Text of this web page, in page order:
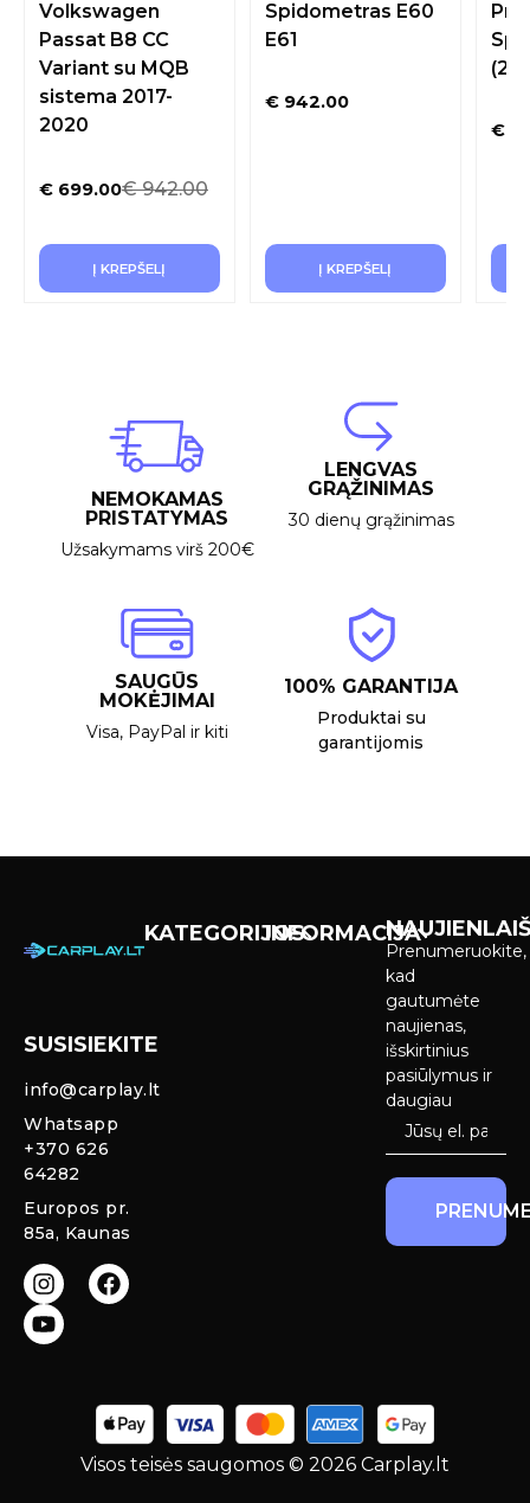
Volkswagen
Passat B8 CC
Variant su MQB
sistema 2017-
2020
€942.00
€ 699.00
Į KREPŠELĮ
Spidometras E60
E61
€942.00
Į KREPŠELĮ
€
NEMOKAMAS
PRISTATYMAS
Užsakymams virš 200€
LENGVAS
GRĄŽINIMAS
30 dienų grąžinimas
SAUGŪS
MOKĖJIMAI
Visa, PayPal ir kiti
100% GARANTIJA
Produktai su
garantijomis
SUSISIEKITE
info@carplay.lt
Whatsapp
+370 626
64282
Europos pr.
85a, Kaunas
KATEGORIJOS
galinio vaizdo
INFORMACIJA
Prenumeruokite,
kad
gautumėte
naujienas,
išskirtinius
pasiūlymus ir
daugiau
Visos teisės saugomos © 2026 Carplay.lt